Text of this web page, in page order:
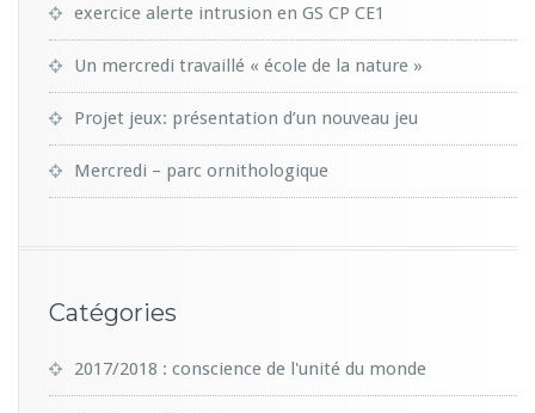
exercice alerte intrusion en GS CP CE1
Un mercredi travaillé « école de la nature »
Projet jeux: présentation d’un nouveau jeu
Mercredi – parc ornithologique
Catégories
2017/2018 : conscience de l'unité du monde